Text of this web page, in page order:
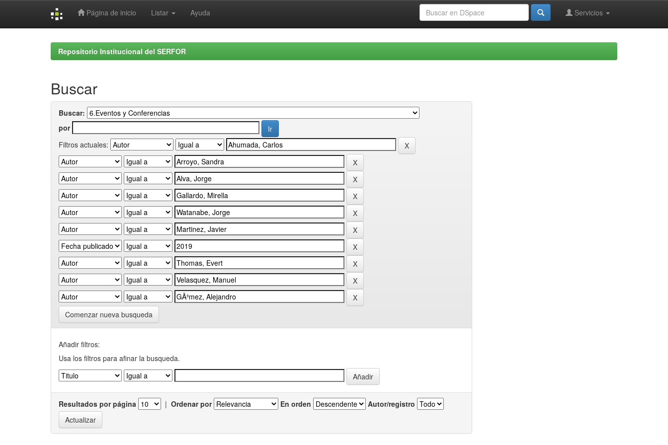
Página de inicio Listar Ayuda Servicios
Repositorio Institucional del SERFOR
Buscar
Buscar:
por
Filtros actuales:
Comenzar nueva busqueda
Añadir filtros:
Usa los filtros para afinar la busqueda.
Resultados por página | Ordenar por En orden Autor/registro